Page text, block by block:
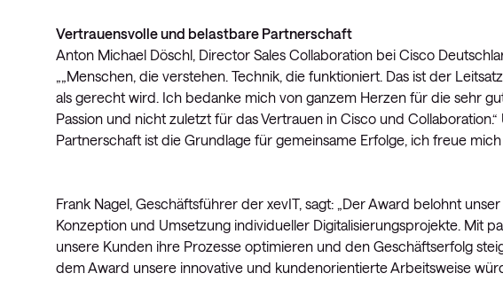
Vertrauensvolle und belastbare Partnerschaft
Anton Michael Döschl, Director Sales Collaboration bei Cisco
„„Menschen, die verstehen. Technik, die funktioniert. Das ist der
als gerecht wird. Ich bedanke mich von ganzem Herzen für die sehr
Passion und nicht zuletzt für das Vertrauen in Cisco und
Partnerschaft ist die Grundlage für gemeinsame Erfolge, ich freue
Frank Nagel, Geschäftsführer der xevIT, sagt: „Der Award belohnt
Konzeption und Umsetzung individueller Digitalisierungsprojekte. Mit
unsere Kunden ihre Prozesse optimieren und den Geschäftserfolg
dem Award unsere innovative und kundenorientierte Arbeitsweise